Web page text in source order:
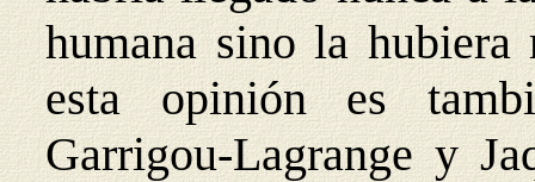
humana sino la
esta opinión es
Garrigou-Lagrange y